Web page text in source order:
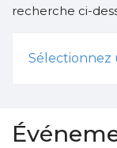
recherche ci-